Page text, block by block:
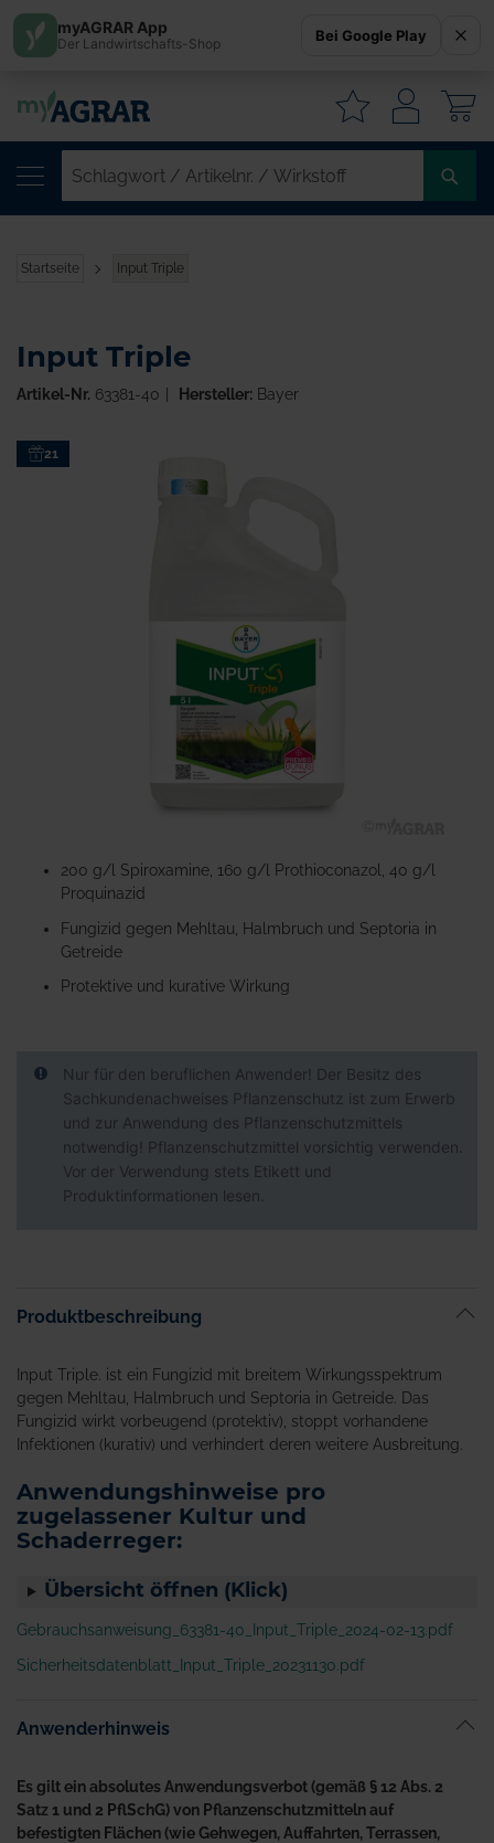
Startseite Input Triple
Zum21
Anfang
springen
Input Triple
Artikel-Nr. 63381-40 Hersteller:Bayer
200 g/l Spiroxamine, 160 g/l Prothioconazol, 40 g/l
Proquinazid
Fungizid gegen Mehltau, Halmbruch und Septoria in
Getreide
Protektive und kurative Wirkung
Nur für den beruflichen Anwender! Der Besitz des
Sachkundenachweises Pflanzenschutz ist zum Erwerb
und zur Anwendung des Pflanzenschutzmittels
notwendig! Pflanzenschutzmittel vorsichtig verwenden.
Vor der Verwendung stets Etikett und
Produktinformationen lesen.
Produktbeschreibung
Input Triple. ist ein Fungizid mit breitem Wirkungsspektrum
gegen Mehltau, Halmbruch und Septoria in Getreide. Das
Fungizid wirkt vorbeugend (protektiv), stoppt vorhandene
Infektionen (kurativ) und verhindert deren weitere Ausbreitung.
Anwendungshinweise pro
zugelassener Kultur und
Schaderreger:
Übersicht öffnen (Klick)
Gebrauchsanweisung_63381-40_Input_Triple_2024-02-13.pdf
Sicherheitsdatenblatt_Input_Triple_20231130.pdf
Anwenderhinweis
Es gilt ein absolutes Anwendungsverbot (gemäß § 12 Abs. 2
Satz 1 und 2 PflSchG) von Pflanzenschutzmitteln auf
befestigten Flächen (wie Gehwegen, Auffahrten, Terrassen,
myAGRAR App
Der Landwirtschafts-Shop Bei Google Play